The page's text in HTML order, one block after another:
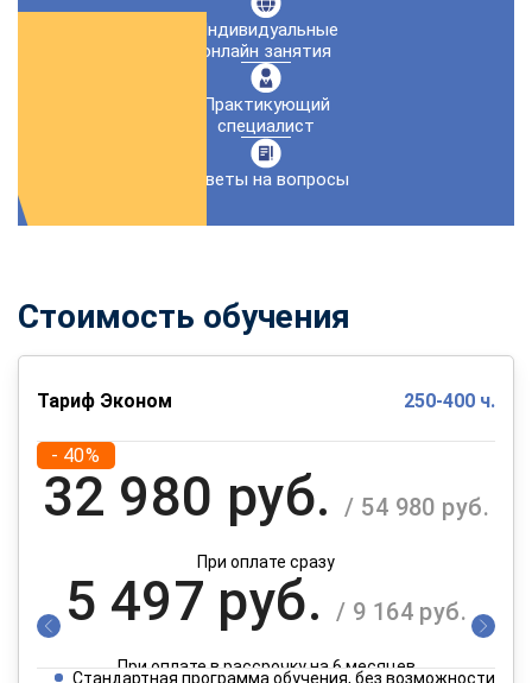
Индивидуальные
онлайн занятия
Практикующий
специалист
Ответы на вопросы
Стоимость обучения
Тариф Эконом 250-400 ч.
- 40%
32 980 руб. / 54 980 руб.
При оплате сразу
5 497 руб. / 9 164 руб.
При оплате в рассрочку на 6 месяцев
Стандартная программа обучения, без возможности